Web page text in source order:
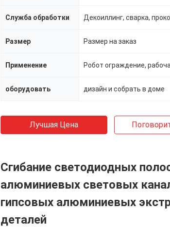
Служба обработки
Размер Размер на заказ
Применение
оборудовать дизайн и собрать в доме
Лучшая Цена
Сгибание светодиодных
алюминиевых световых
гипсовых алюминиевых
деталей